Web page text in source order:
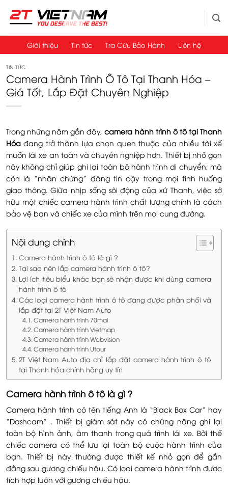
qua
Giới thiệu Tin tức Tra Cứu Bảo Hành Liên hệ
TIN TỨC
Camera Hành Trình Ô Tô Tại Thanh Hóa –
Giá Tốt, Lắp Đặt Chuyên Nghiệp
Trong những năm gần đây,camera hành trình ô tô tại Thanh
Hóa đang trở thành lựa chọn quen thuộc của nhiều tài xế
muốn lái xe an toàn và chuyên nghiệp hơn. Thiết bị nhỏ gọn
này không chỉ giúp ghi lại toàn bộ hành trình di chuyển, mà
còn là “nhân chứng” đáng tin cậy trong mọi tình huống
giao thông. Giữa nhịp sống sôi động của xứ Thanh, việc sở
hữu một chiếc camera hành trình chất lượng chính là cách
bảo vệ bạn và chiếc xe của mình trên mọi cung đường.
Nội dung chính
Camera hành trình ô tô là gì ?
Tại sao nên lắp camera hành trình ô tô?
Lợi ích tiêu biểu khác bạn sẽ nhận được khi dùng camera
hành trình ô tô
Các loại camera hành trình ô tô đang được phân phối và
lắp đặt tại 2T Việt Nam Auto
Camera hành trình 70mai
Camera hành trình Vietmap
Camera hành trình Webvision
Camera hành trình Utour
2T Việt Nam Auto địa chỉ lắp đặt camera hành trình ô tô
tại Thanh hóa chính hãng uy tín
Camera hành trình ô tô là gì ?
Camera hành trình có tên tiếng Anh là “Black Box Car” hay
“Dashcam” . Thiết bị giám sát này có chứng năng ghi lại
toàn bộ hình ảnh, âm thanh trong quá trình lái xe. Bởi thế
chiếc camera có thể lưu lại toàn bộ cuộc hành trình của
bạn. Thiết bị này thường được thiết kế nhỏ gọn để gắn
đằng sau gương chiếu hậu. Có loại camera hành trình được
tích hợp luôn với gương chiếu hậu.